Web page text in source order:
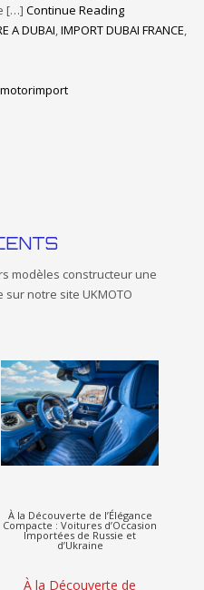
[…] Continue Reading
A DUBAI,IMPORT DUBAI FRANCE,
modèles constructeur une
notre site UKMOTO
À la Découverte de l’Élégance
Compacte : Voitures d’Occasion
Importées de Russie et
d’Ukraine
À la Découverte de